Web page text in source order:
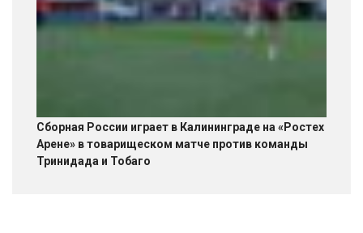
Сборная России играет в Калининграде на «Ростех
Арене» в товарищеском матче против команды
Тринидада и Тобаго